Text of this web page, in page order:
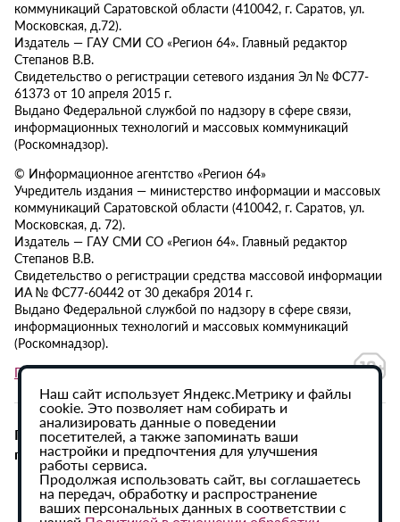
коммуникаций Саратовской области (410042, г. Саратов, ул.
Московская, д.72).
Издатель — ГАУ СМИ СО «Регион 64». Главный редактор
Степанов В.В.
Свидетельство о регистрации сетевого издания Эл № ФС77-
61373 от 10 апреля 2015 г.
Выдано Федеральной службой по надзору в сфере связи,
информационных технологий и массовых коммуникаций
(Роскомнадзор).
© Информационное агентство «Регион 64»
Учредитель издания — министерство информации и массовых
коммуникаций Саратовской области (410042, г. Саратов, ул.
Московская, д. 72).
Издатель — ГАУ СМИ СО «Регион 64». Главный редактор
Степанов В.В.
Свидетельство о регистрации средства массовой информации
ИА № ФС77-60442 от 30 декабря 2014 г.
Выдано Федеральной службой по надзору в сфере связи,
информационных технологий и массовых коммуникаций
(Роскомнадзор).
Политика в отношении обработки персональных данных
При использовании материалов сайта активная
гиперссылка на ИА «Регион 64» обязательна.
Наш сайт использует Яндекс.Метрику и файлы
cookie. Это позволяет нам собирать и
анализировать данные о поведении
посетителей, а также запоминать ваши
настройки и предпочтения для улучшения
работы сервиса.
Продолжая использовать сайт, вы соглашаетесь
на передач, обработку и распространение
ваших персональных данных в соответствии с